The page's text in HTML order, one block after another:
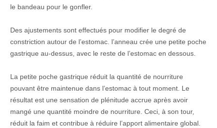
le bandeau pour le gonfler.
Des ajustements sont effectués pour modifier le degré de
constriction autour de l’estomac. l’anneau crée une petite poche
gastrique au-dessus, avec le reste de l’estomac en dessous.
La petite poche gastrique réduit la quantité de nourriture
pouvant être maintenue dans l’estomac à tout moment. Le
résultat est une sensation de plénitude accrue après avoir
mangé une quantité moindre de nourriture. Ceci, à son tour,
réduit la faim et contribue à réduire l’apport alimentaire global.